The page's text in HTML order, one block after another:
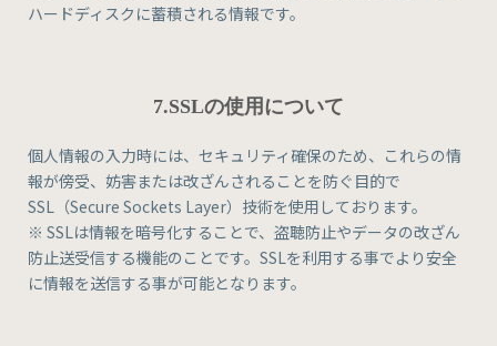
ハードディスクに蓄積される情報です。
7.SSLの使用について
個人情報の入力時には、セキュリティ確保のため、これらの情
報が傍受、妨害または改ざんされることを防ぐ目的で
SSL（Secure Sockets Layer）技術を使用しております。
※ SSLは情報を暗号化することで、盗聴防止やデータの改ざん
防止送受信する機能のことです。SSLを利用する事でより安全
に情報を送信する事が可能となります。